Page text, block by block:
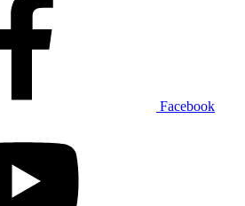
Facebook